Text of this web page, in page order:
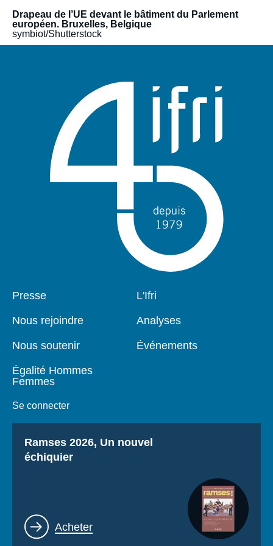
thèmes relatifs au multilatéralisme, tel que le commerce
international, la santé, les droits de l’homme et la migration, la
encore le groupe Daniel Vernet (anciennement Groupe de
réflexion franco-allemand) qui avait été fondé en 2014 à
l’initiative de la Fondation Genshagen.
Drapeau de l’UE devant le bâtiment du Parlement
européen. Bruxelles, Belgique
symbiot/Shutterstock
Pied
Presse
Nous rejoindre
Nous soutenir
Égalité Hommes
Femmes
Se connecter
Navigation
L'Ifri
Analyses
Événements
Titre
Ramses 2026, Un nouvel
échiquier
Lien
Acheter